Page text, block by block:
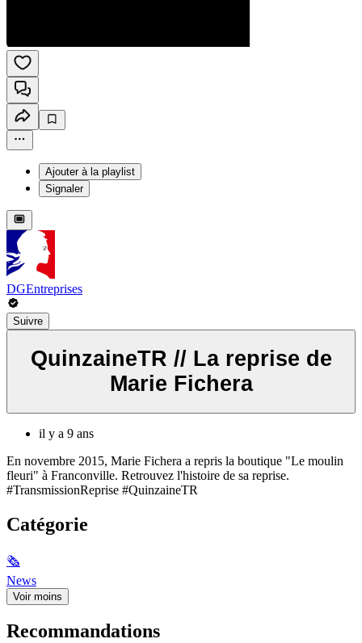
Ajouter à la playlist
Signaler
DGEntreprises
Suivre
QuinzaineTR // La reprise de
Marie Fichera
il y a 9 ans
En novembre 2015, Marie Fichera a repris la boutique "Le moulin
fleuri" à Franconville. Retrouvez l'histoire de sa reprise.
#TransmissionReprise #QuinzaineTR
Catégorie
🗞
News
Voir moins
Recommandations